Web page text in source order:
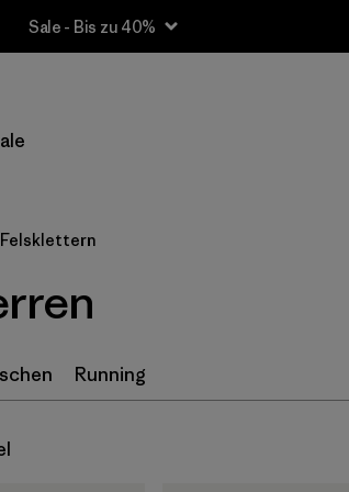
Sale - Bis zu 40%
Felsklettern
Running